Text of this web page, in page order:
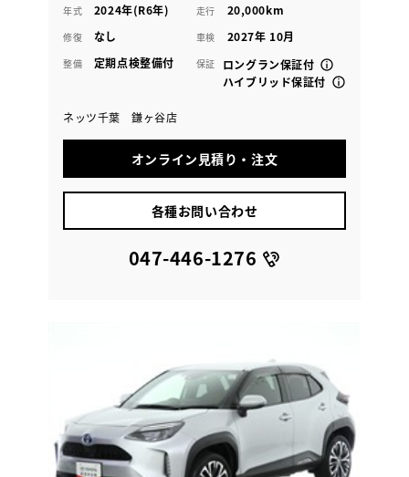
年式 2024年(R6年) 走行 20,000km
修復 なし 車検 2027年 10月
整備 定期点検整備付 保証
ロングラン保証付
ハイブリッド保証付
ネッツ千葉 鎌ヶ谷店
オンライン見積り・注文
各種お問い合わせ
047-446-1276